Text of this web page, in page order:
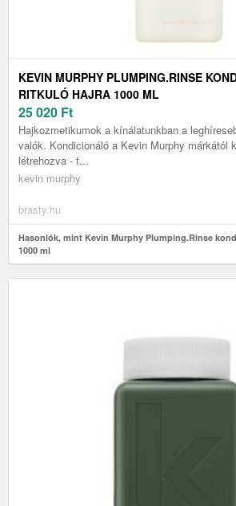
KEVIN MURPHY PLUMPING.RINSE
RITKULÓ HAJRA 1000 ML
25 020 Ft
Hajkozmetikumok a kínálatunkban a
valók. Kondicionáló a Kevin Murphy márkától
létrehozva - t...
kevin murphy
brasty.hu
Hasonlók, mint Kevin Murphy Plumping.Rinse
1000 ml